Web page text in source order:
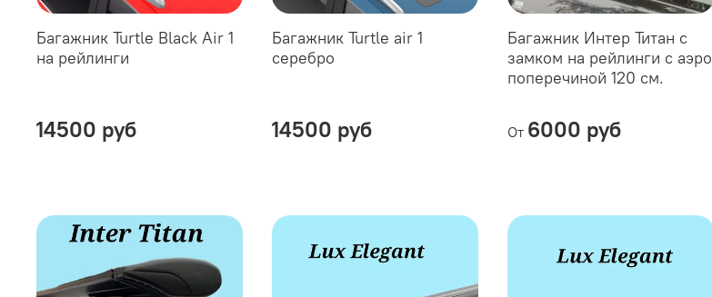
Багажник Turtle Black Air 1
на рейлинги
14500 руб
Багажник Turtle air 1
серебро
14500 руб
Багажник Интер Титан с
замком на рейлинги с аэро
поперечиной 120 см.
От 6000 руб